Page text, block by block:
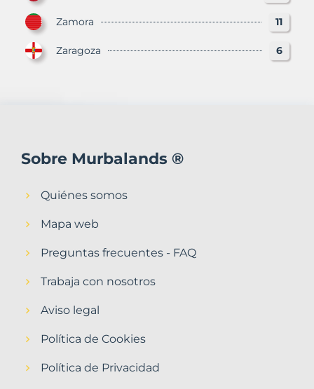
Zamora 11
Zaragoza 6
Sobre Murbalands ®
Quiénes somos
Mapa web
Preguntas frecuentes - FAQ
Trabaja con nosotros
Aviso legal
Política de Cookies
Política de Privacidad